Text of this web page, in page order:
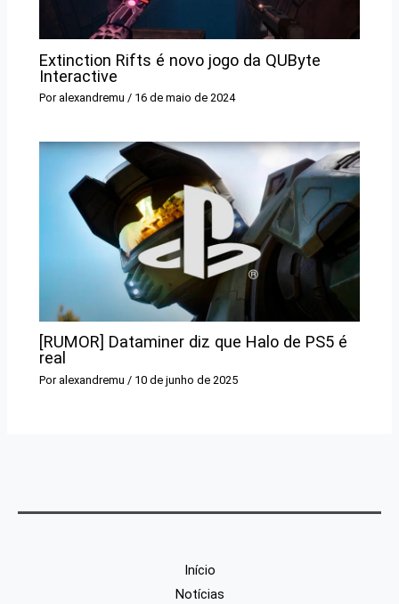
Extinction Rifts é novo jogo da QUByte
Interactive
Por alexandremu/ 16 de maio de 2024
[RUMOR] Dataminer diz que Halo de PS5 é
real
Por alexandremu / 10 de junho de 2025
Início
Notícias